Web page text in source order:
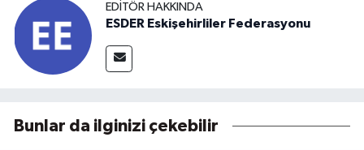
EDITÖR HAKKINDA
ESDER Eskişehirliler Federasyonu
Bunlar da ilginizi çekebilir